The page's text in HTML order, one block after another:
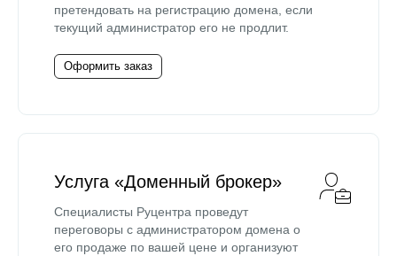
претендовать на регистрацию домена, если
текущий администратор его не продлит.
Оформить заказ
Услуга «Доменный брокер»
Специалисты Руцентра проведут
переговоры с администратором домена о
его продаже по вашей цене и организуют